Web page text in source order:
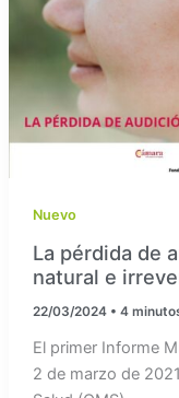
Nuevo
La pérdida de
natural e
22/03/2024 • 4
El primer Informe
2 de marzo de